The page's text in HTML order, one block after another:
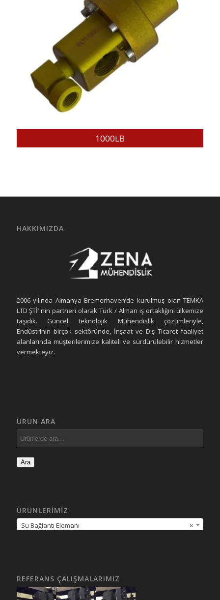
1000LB
HAKKIMIZDA
2006 yılında Almanya Bremerhaven’de kurulmuş olan TEMKA
LTD ŞTİ’ nin partneri olarak Türk / Alman iş ortaklığını ülkemize
taşıdık. Güncel teknolojik Mühendislik çözümleriyle,
Endüstrinin birçok sektöründe, İnşaat ve Dış Ticaret faaliyet
alanlarında müşterilerimize kaliteli ve sürdürülebilir hizmetler
vermekteyiz.
ÜRÜN ARA
Ara
ÜRÜNLERIMIZ
×
Su Bağlantı Elemanı
REFERANS ÇALIŞMALARIMIZ